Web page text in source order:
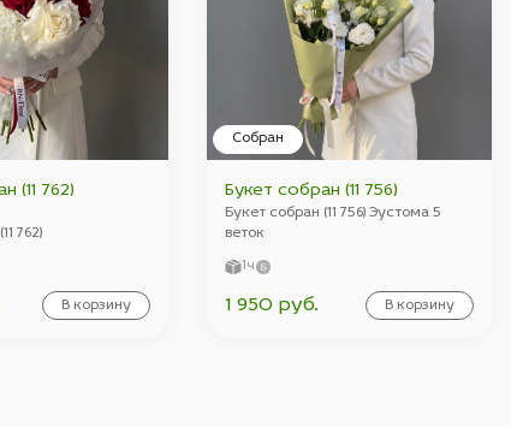
(11 762)
762)
В корзину
Собран
Букет собран (11 756)
Букет собран (11 756) Эустома 5
веток
1ч
1 950 руб. В корзину